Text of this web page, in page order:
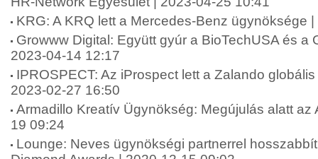
KRG: A KRQ lett a Mercedes-Benz ügynöksége
Growww Digital: Együtt gyúr a BioTechUSA és a
2023-04-14 12:17
IPROSPECT: Az iProspect lett a Zalando
2023-02-27 16:50
Armadillo Kreatív Ügynökség: Megújulás alatt az
19 09:24
Lounge: Neves ügynökségi partnerrel